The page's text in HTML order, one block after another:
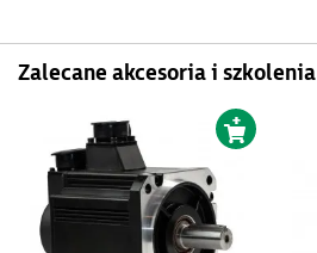
Zalecane akcesoria i szkolenia